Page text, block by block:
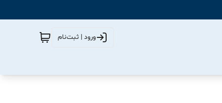
ورود | ثبت‌نام